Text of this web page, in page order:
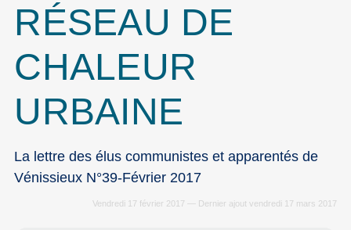
RÉSEAU DE
CHALEUR
URBAINE
La lettre des élus communistes et apparentés de
Vénissieux N°39-Février 2017
Vendredi 17 février 2017 — Dernier ajout vendredi 17 mars 2017